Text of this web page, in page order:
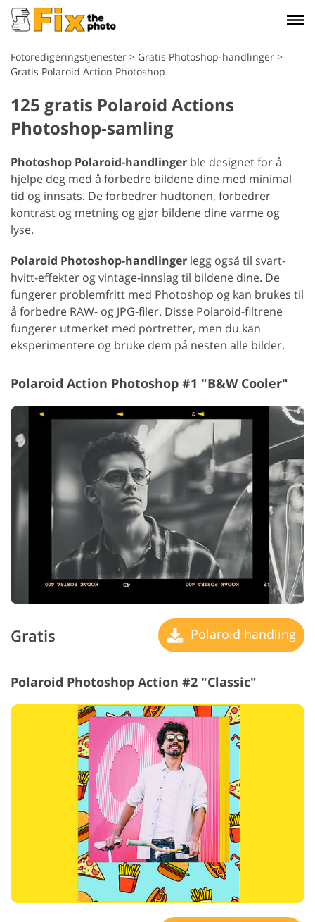
Fotoredigeringstjenester > Gratis Photoshop-handlinger >
Gratis Polaroid Action Photoshop
125 gratis Polaroid Actions
Photoshop-samling
Photoshop Polaroid-handlinger ble designet for å
hjelpe deg med å forbedre bildene dine med minimal
tid og innsats. De forbedrer hudtonen, forbedrer
kontrast og metning og gjør bildene dine varme og
lyse.
Polaroid Photoshop-handlinger legg også til svart-
hvitt-effekter og vintage-innslag til bildene dine. De
fungerer problemfritt med Photoshop og kan brukes til
å forbedre RAW- og JPG-filer. Disse Polaroid-filtrene
fungerer utmerket med portretter, men du kan
eksperimentere og bruke dem på nesten alle bilder.
Polaroid Action Photoshop #1 "B&W Cooler"
Gratis Polaroid handling
Polaroid Photoshop Action #2 "Classic"